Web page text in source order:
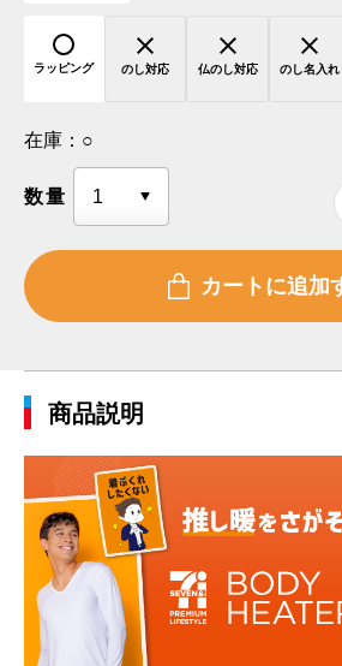
ラッピング のし対応 仏のし対応 のし名入れ
在庫： ○
数量
商品説明